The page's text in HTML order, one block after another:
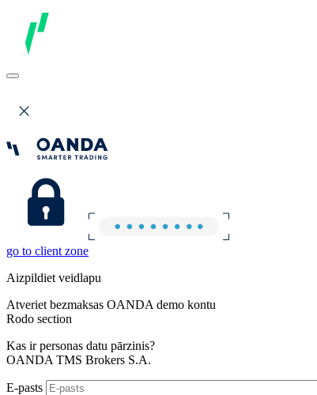
go to client zone
Aizpildiet veidlapu
Atveriet bezmaksas OANDA demo kontu
Rodo section
Kas ir personas datu pārzinis?
OANDA TMS Brokers S.A.
E-pasts